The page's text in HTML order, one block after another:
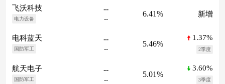
飞沃科技
电力设备
--
--
6.41% 新增
电科蓝天
国防军工
--
--
5.46%
1.37%
2季度
航天电子
国防军工
--
--
5.01%
3.60%
3季度